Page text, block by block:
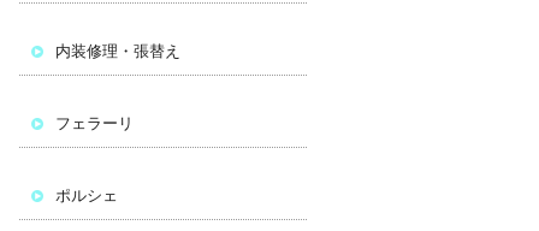
内装修理・張替え
フェラーリ
ポルシェ